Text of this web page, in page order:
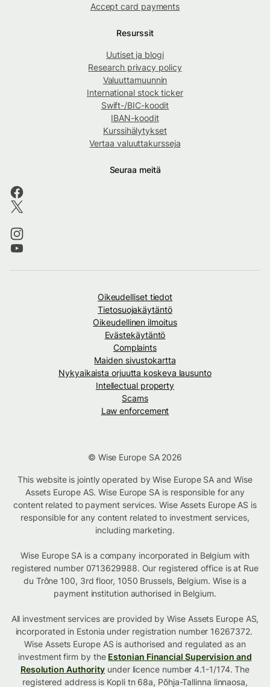
Accept card payments
Resurssit
Uutiset ja blogi
Research privacy policy
Valuuttamuunnin
International stock ticker
Swift-/BIC-koodit
IBAN-koodit
Kurssihälytykset
Vertaa valuuttakursseja
Seuraa meitä
Oikeudelliset tiedot
Tietosuojakäytäntö
Oikeudellinen ilmoitus
Evästekäytäntö
Complaints
Maiden sivustokartta
Nykyaikaista orjuutta koskeva lausunto
Intellectual property
Scams
Law enforcement
© Wise Europe SA 2026
This website is jointly operated by Wise Europe SA and Wise
Assets Europe AS. Wise Europe SA is responsible for any
content related to payment services. Wise Assets Europe AS is
responsible for any content related to investment services,
including marketing.
Wise Europe SA is a company incorporated in Belgium with
registered number 0713629988. Our registered office is at Rue
du Trône 100, 3rd floor, 1050 Brussels, Belgium. Wise is a
payment institution authorised in Belgium.
All investment services are provided by Wise Assets Europe AS,
incorporated in Estonia under registration number 16267372.
Wise Assets Europe AS is authorised and regulated as an
investment firm by the Estonian Financial Supervision and
Resolution Authority under licence number 4.1-1/174. The
registered address is Kopli tn 68a, Põhja-Tallinna linnaosa,